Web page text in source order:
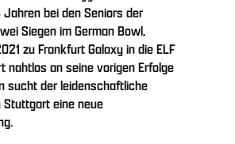
Jahren bei den Seniors der
Siegen im German Bowl,
zu Frankfurt Galaxy in die ELF
nahtlos an seine vorigen Erfolge
sucht der leidenschaftliche
eine neue